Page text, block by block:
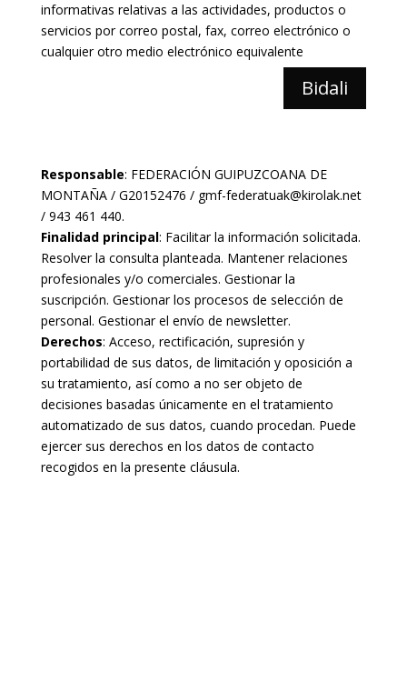
informativas relativas a las actividades, productos o
servicios por correo postal, fax, correo electrónico o
cualquier otro medio electrónico equivalente
Bidali
Responsable: FEDERACIÓN GUIPUZCOANA DE
MONTAÑA / G20152476 / gmf-federatuak@kirolak.net
/ 943 461 440.
Finalidad principal: Facilitar la información solicitada.
Resolver la consulta planteada. Mantener relaciones
profesionales y/o comerciales. Gestionar la
suscripción. Gestionar los procesos de selección de
personal. Gestionar el envío de newsletter.
Derechos: Acceso, rectificación, supresión y
portabilidad de sus datos, de limitación y oposición a
su tratamiento, así como a no ser objeto de
decisiones basadas únicamente en el tratamiento
automatizado de sus datos, cuando procedan. Puede
ejercer sus derechos en los datos de contacto
recogidos en la presente cláusula.